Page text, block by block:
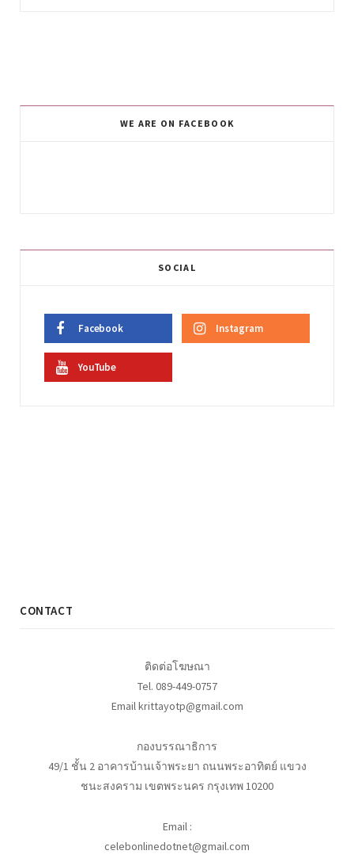
WE ARE ON FACEBOOK
SOCIAL
Facebook Instagram
YouTube
CONTACT
ติดต่อโฆษณา
Tel. 089-449-0757
Email krittayotp@gmail.com
กองบรรณาธิการ
49/1 ชั้น 2 อาคารบ้านเจ้าพระยา ถนนพระอาทิตย์ แขวง
ชนะสงคราม เขตพระนคร กรุงเทพ 10200
Email :
celebonlinedotnet@gmail.com